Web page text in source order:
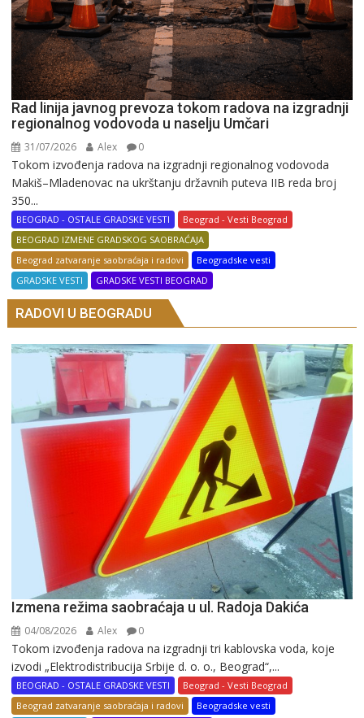
Rad linija javnog prevoza tokom radova na izgradnji
regionalnog vodovoda u naselju Umčari
31/07/2026 Alex 0
Tokom izvođenja radova na izgradnji regionalnog vodovoda
Makiš–Mladenovac na ukrštanju državnih puteva IIB reda broj
350...
BEOGRAD - OSTALE GRADSKE VESTI
Beograd - Vesti Beograd
BEOGRAD IZMENE GRADSKOG SAOBRAĆAJA
Beograd zatvaranje saobraćaja i radovi
Beogradske vesti
GRADSKE VESTI
GRADSKE VESTI BEOGRAD
RADOVI U BEOGRADU
Izmena režima saobraćaja u ul. Radoja Dakića
04/08/2026 Alex 0
Tokom izvođenja radova na izgradnji tri kablovska voda, koje
izvodi „Elektrodistribucija Srbije d. o. o., Beograd“,...
BEOGRAD - OSTALE GRADSKE VESTI
Beograd - Vesti Beograd
Beograd zatvaranje saobraćaja i radovi
Beogradske vesti